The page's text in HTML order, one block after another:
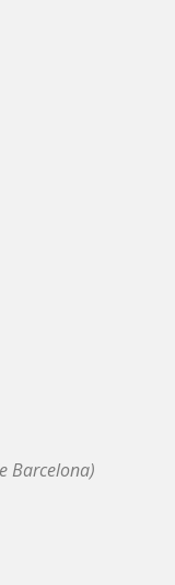
Barcelona)